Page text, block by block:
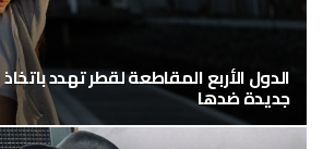
الدول الأربع المقاطعة لقطر تهدد
جديدة ضدها